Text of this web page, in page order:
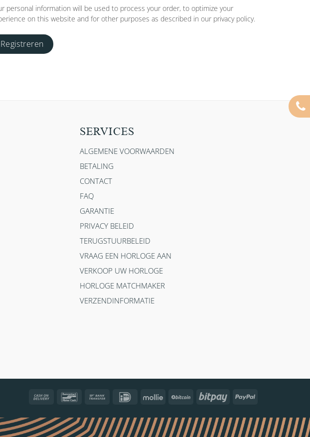
personal information will be used to process your order, to optimize your
on this website and for other purposes as described in our privacy policy.
Registreren
SERVICES
ALGEMENE VOORWAARDEN
BETALING
CONTACT
FAQ
GARANTIE
PRIVACY BELEID
TERUGSTUURBELEID
VRAAG EEN HORLOGE AAN
VERKOOP UW HORLOGE
HORLOGE MATCHMAKER
VERZENDINFORMATIE
Cash
Delivery
Bancontact Bank
IDeal Mollie BitCoin Bitpay PayPal